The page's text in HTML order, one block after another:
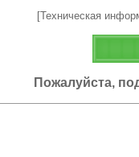
[Техническая
Пожалуйста,